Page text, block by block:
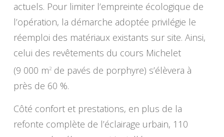
actuels. Pour limiter l’empreinte écologique de
l’opération, la démarche adoptée privilégie le
réemploi des matériaux existants sur site. Ainsi,
celui des revêtements du cours Michelet
(9 000 m2de pavés de porphyre) s’élèvera à
près de 60 %.
Côté confort et prestations, en plus de la
refonte complète de l’éclairage urbain, 110